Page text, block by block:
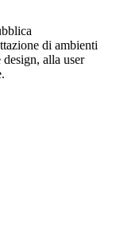
di ambienti
alla user